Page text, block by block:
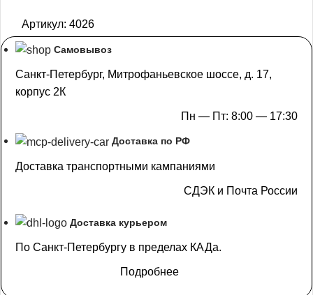
Артикул: 4026
Самовывоз
Санкт-Петербург, Митрофаньевское шоссе, д. 17,
корпус 2К
Пн — Пт: 8:00 — 17:30
Доставка по РФ
Доставка транспортными кампаниями
СДЭК и Почта России
Доставка курьером
По Санкт-Петербургу в пределах КАДа.
Подробнее